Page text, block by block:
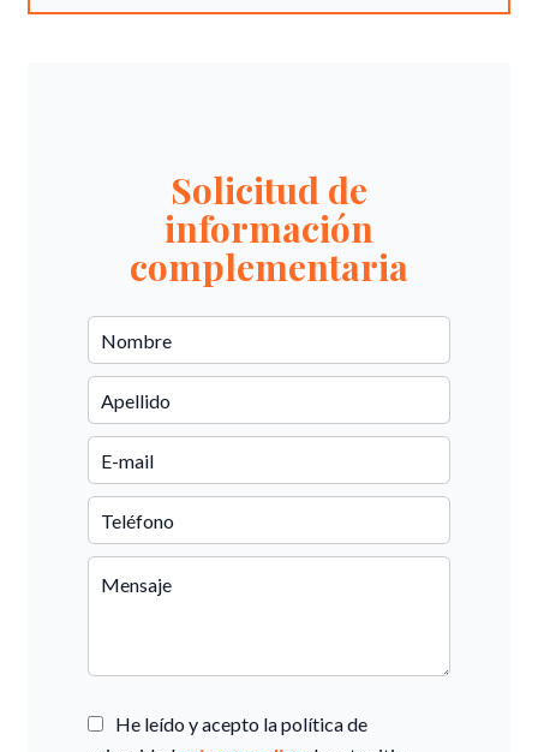
Solicitud de
información
complementaria
He leído y acepto la política de